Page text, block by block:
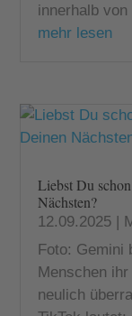
innerhalb
mehr lesen
Liebst Du
Nächsten?
12.09.2025 |
Foto: Gemini
Menschen
neulich